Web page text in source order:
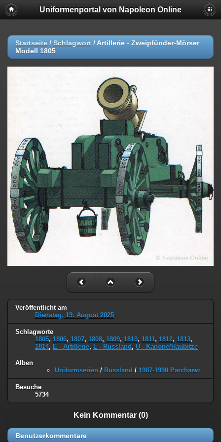
Uniformenportal von Napoleon Online
Startseite / Schlagwort / Artillerie - Zweipfünder-Mörser
Modell 1805
Veröffentlicht am
Dienstag, 19. August 2025
Schlagworte
1805, 1806, 1807, 1808, 1809, 1810, 1811, 1812, 1813,
1814, E - Artillerie, L - Russland, U - Kanone/Haubitze
Alben
Uniformserien / Russland / 1987-1990 Parchaew
Besuche
5734
Kein Kommentar (0)
Benutzerkommentare